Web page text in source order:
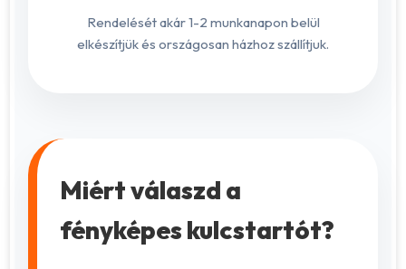
Rendelését akár 1-2 munkanapon belül
elkészítjük és országosan házhoz szállítjuk.
Miért válaszd a
fényképes kulcstartót?